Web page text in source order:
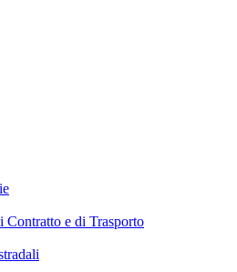
e di Trasporto